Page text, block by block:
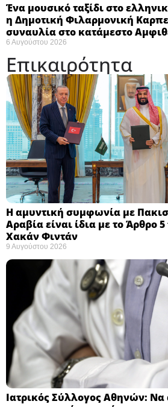
Ένα μουσικό ταξίδι στο
η Δημοτική Φιλαρμονική
συναυλία στο κατάμεστο
6 Αυγούστου 2026
Επικαιρότητα
Η αμυντική συμφωνία με
Αραβία είναι ίδια με το Άρθρο
Χακάν Φιντάν ​
9 Αυγούστου 2026
Ιατρικός Σύλλογος Αθηνών: Να